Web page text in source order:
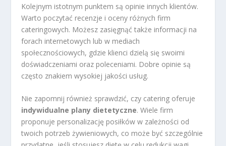
Kolejnym istotnym punktem są opinie innych klientów.
Warto poczytać recenzje i oceny różnych firm
cateringowych. Możesz zasięgnąć także informacji na
forach internetowych lub w mediach
społecznościowych, gdzie klienci dzielą się swoimi
doświadczeniami oraz poleceniami. Dobre opinie są
często znakiem wysokiej jakości usług.
Nie zapomnij również sprawdzić, czy catering oferuje
indywidualne plany dietetyczne. Wiele firm
proponuje personalizację posiłków w zależności od
twoich potrzeb żywieniowych, co może być szczególnie